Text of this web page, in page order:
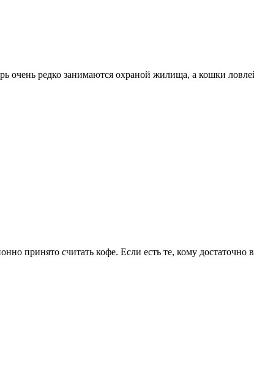
очень редко занимаются охраной жилища, а кошки
принято считать кофе. Если есть те, кому достаточно